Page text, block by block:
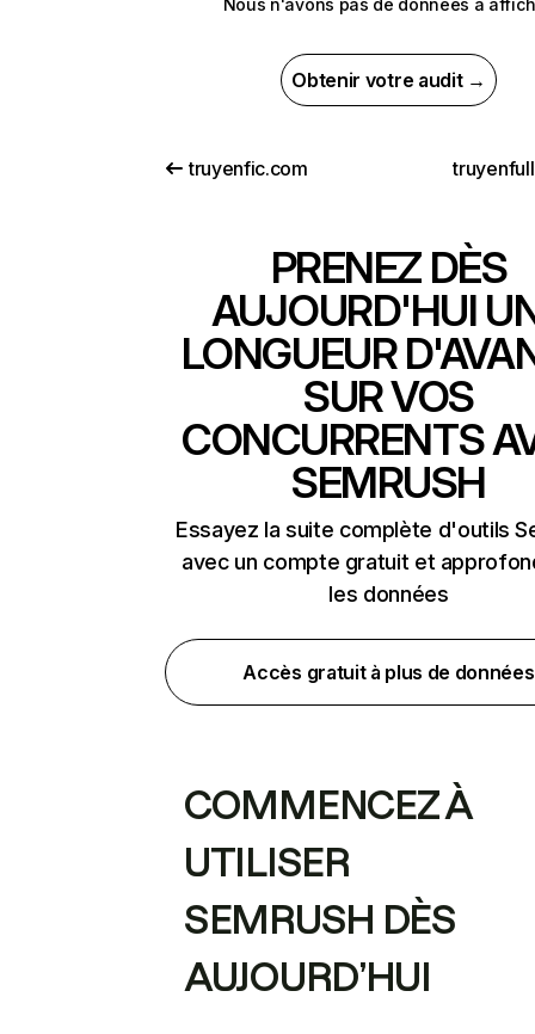
Nous n'avons pas de données à
Obtenir votre audit →
truyenfic.com
PRENEZ DÈS
AUJOURD'HUI
LONGUEUR
SUR VOS
CONCURRENTS
SEMRUSH
Essayez la suite complète d'outils
avec un compte gratuit et
les données
Accès gratuit à plus de données
COMMENCEZ À
UTILISER
SEMRUSH DÈS
AUJOURD’HUI